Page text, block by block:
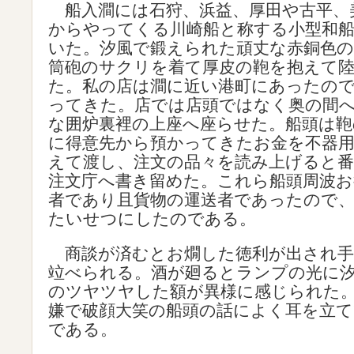
船入澗には石狩、浜益、厚田や古平、
からやってくる川崎船と称する小型和
いた。汐風で鍛えられた頑丈な赤銅色
筒砲のサクリを着て厚皮の鞄を抱えて
た。私の店は澗に近い港町にあったの
ってきた。店では店頭ではなく奥の間
な囲炉裏裡の上座へ座らせた。船頭は
に得意先から預かってきたお金を不器
えて渡し、注文の品々を読み上げると
注文庁へ書き留めた。これら船頭周波
者であり且貨物の運送者であったので
たいせつにしたのである。
商談が済むとお燗した徳利が出され
竝べられる。酒が廻るとランプの光に
のツヤツヤした額が異様に感じられた
嫌で破顔大笑の船頭の話によく耳を立
である。